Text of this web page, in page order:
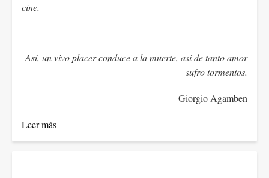
cine.
Así, un vivo placer conduce a la muerte, así de tanto amor
sufro tormentos.
Giorgio Agamben
Leer más